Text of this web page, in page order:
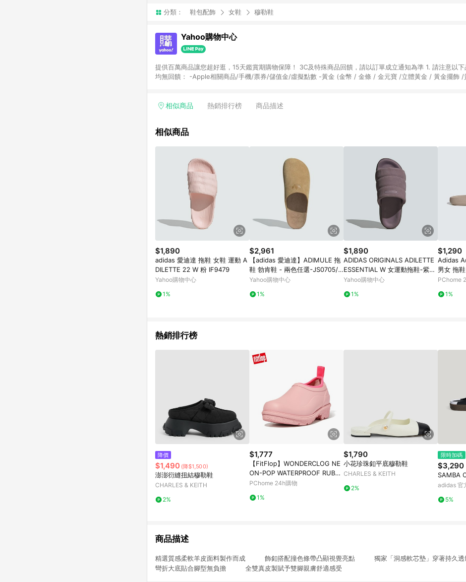
分類： 鞋包配飾 女鞋 穆勒鞋
Yahoo購物中心
提供百萬商品讓您超好逛，15天鑑賞期購物保障！ 3C及特殊商品回饋，請以訂單成立通知為準 1. 請注意以下品類商品
均無回饋： -Apple相關商品/手機/票券/儲值金/虛擬點數 -黃金 (金幣 / 金條 / 金元寶 /立體黃金 / 黃金擺飾 /
Yahoo超贈點回饋者 - 購物中心商店之商品：商品賣場中有標示「商店」及顯示商店名稱者(指定活動店家除
相似商品 熱銷排行榜 商品描述
相似商品
$1,890
adidas 愛迪達 拖鞋 女鞋 運動 A
DILETTE 22 W 粉 IF9479
Yahoo購物中心
1%
$2,961
【adidas 愛迪達】ADIMULE 拖
鞋 勃肯鞋 - 兩色任選-JS0705/J
R3587
Yahoo購物中心
1%
$1,890
ADIDAS ORIGINALS ADILETTE
ESSENTIAL W 女運動拖鞋-紫
粉-IF3572
Yahoo購物中心
1%
$1,290
Adidas
男女 拖
愛迪達
PChome
1%
熱銷排行榜
降價
$1,490 (降$1,500)
澎澎衍縫扭結穆勒鞋
CHARLES & KEITH
2%
$1,777
【FitFlop】WONDERCLOG NE
ON-POP WATERPROOF RUBBE
R CLOGS輕量雨鞋-女(玫瑰鹽)
PChome 24h購物
1%
$1,790
小花珍珠釦平底穆勒鞋
CHARLES & KEITH
2%
限時加碼
$3,290
SAMBA
adidas 官
5%
商品描述
精選質感柔軟羊皮面料製作而成 飾釦搭配撞色條帶凸顯視覺亮點 獨家「洞感軟芯墊」穿著持
彎折大底貼合腳型無負擔 全雙真皮製賦予雙腳親膚舒適感受